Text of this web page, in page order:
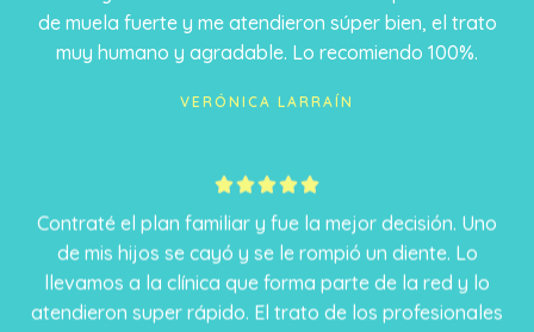
de muela fuerte y me atendieron súper bien, el trato
muy humano y agradable. Lo recomiendo 100%.
VERÓNICA LARRAÍN
5
/
5
Contraté el plan familiar y fue la mejor decisión. Uno
de mis hijos se cayó y se le rompió un diente. Lo
llevamos a la clínica que forma parte de la red y lo
atendieron super rápido. El trato de los profesionales